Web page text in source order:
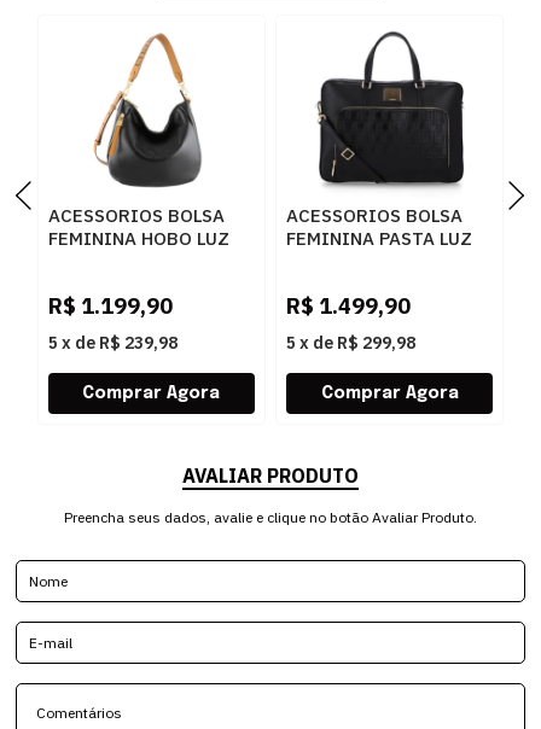
ACESSORIOS BOLSA
FEMININA HOBO LUZ
R$ 1.199,90
5 x de R$ 239,98
ACESSORIOS BOLSA
FEMININA PASTA LUZ
R$ 1.499,90
5 x de R$ 299,98
AVALIAR PRODUTO
Preencha seus dados, avalie e clique no botão Avaliar Produto.